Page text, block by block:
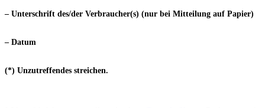
– Unterschrift des/der Verbraucher(s) (nur bei Mitteilung auf Papier)
– Datum
(*) Unzutreffendes streichen.